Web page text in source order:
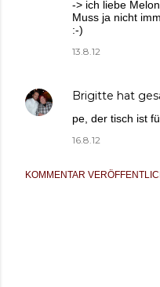
-> ich liebe
Muss ja nicht
:-)
13.8.12
Brigitte hat
pe, der tisch ist
16.8.12
KOMMENTAR